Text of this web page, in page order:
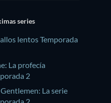
series
lentos Temporada
La profecía
2
La serie
2